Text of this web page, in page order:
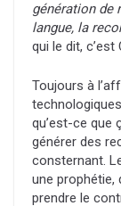
génération de
langue, la
qui le dit, c’est
Toujours à
qu’est-ce que
générer des
consternant.
une prophétie,
prendre le